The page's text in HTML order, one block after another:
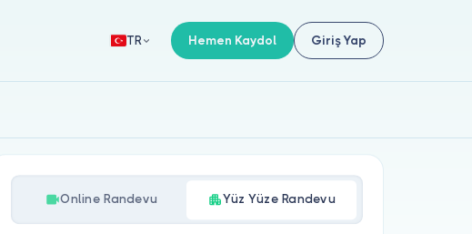
TR Hemen Kaydol Giriş Yap
Online Randevu Yüz Yüze Randevu